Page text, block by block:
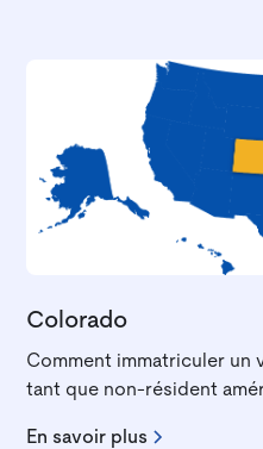
Colorado
Comment immatriculer un
tant que non-résident
En savoir plus